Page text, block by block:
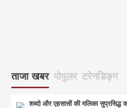
ताजा खबर पोपुलर टरेनडिङ्ग
शब्दो और एहसासों की मलिका सुप्रसिद्ध